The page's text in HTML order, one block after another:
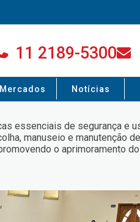
11 2189-5300
Mercados Notícias
essenciais de segurança e
manuseio e manutenção
o aprimoramento